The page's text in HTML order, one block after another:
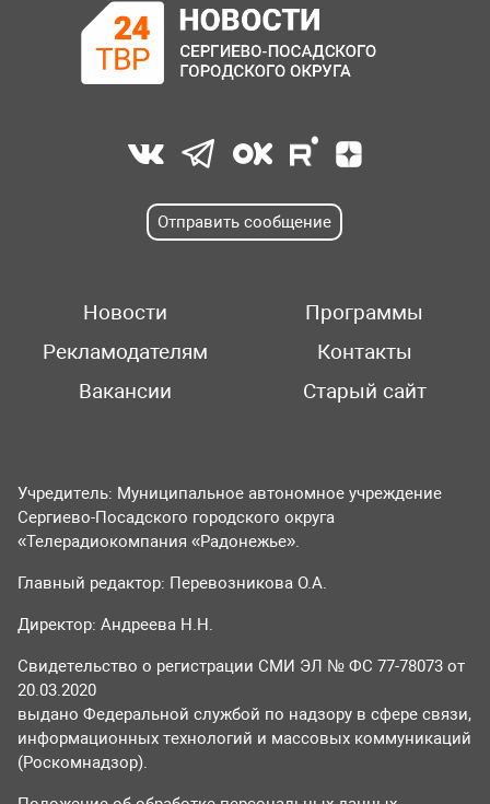
Отправить сообщение
Новости
Программы
Рекламодателям
Контакты
Вакансии
Старый сайт
Учредитель: Муниципальное автономное учреждение
Сергиево-Посадского городского округа
«Телерадиокомпания «Радонежье».
Главный редактор: Перевозникова О.А.
Директор: Андреева Н.Н.
Свидетельство о регистрации СМИ ЭЛ № ФС 77-78073 от
20.03.2020
выдано Федеральной службой по надзору в сфере связи,
информационных технологий и массовых коммуникаций
(Роскомнадзор).